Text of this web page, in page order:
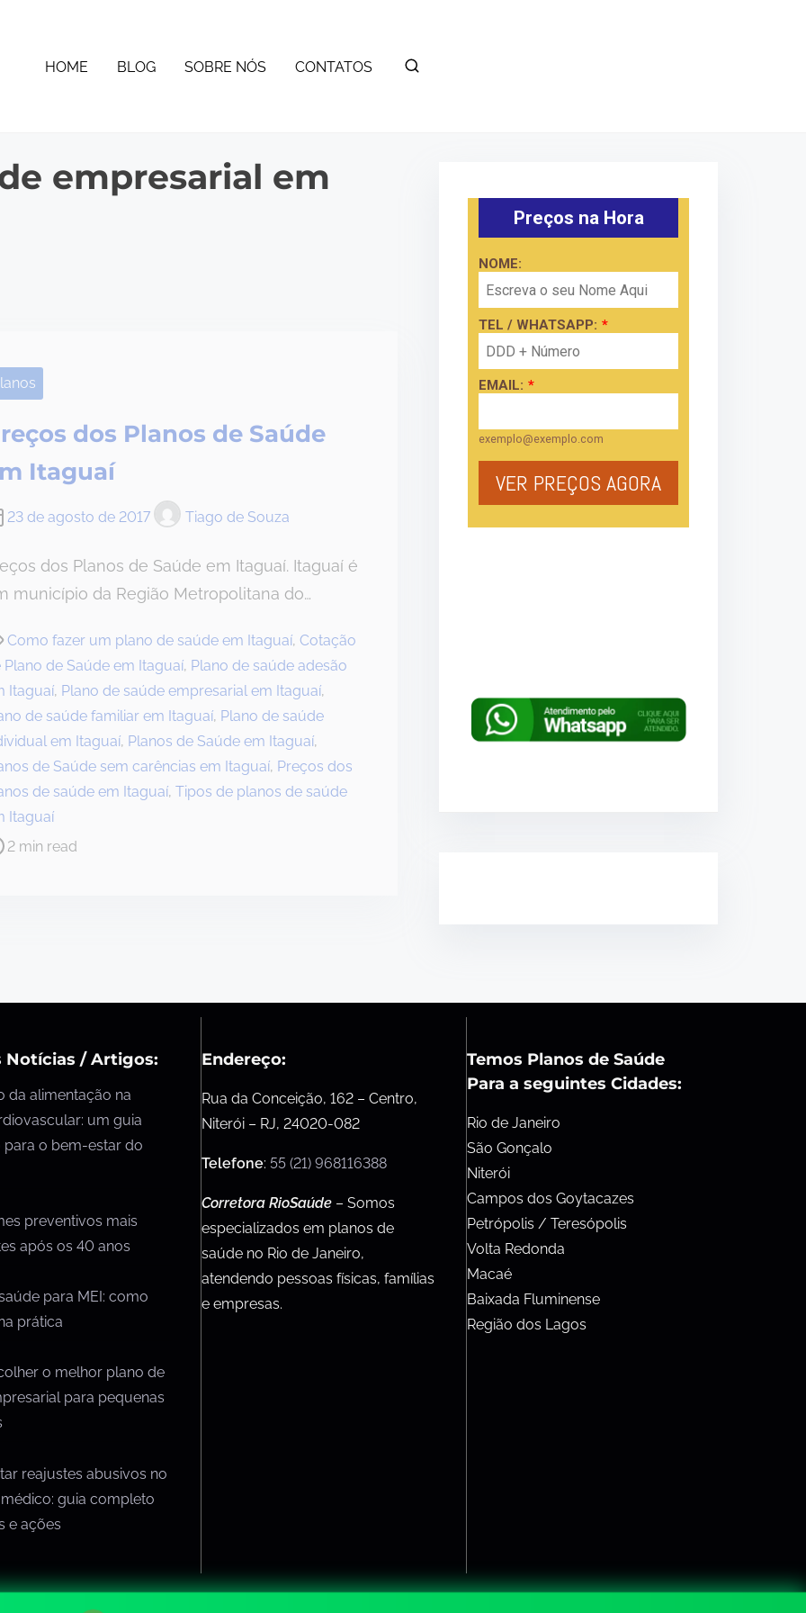
HOME BLOG SOBRE NÓS CONTATOS
empresarial em
dos Planos de Saúde
Itaguaí
23 de agosto de 2017 Tiago de Souza
dos Planos de Saúde em Itaguaí. Itaguaí é
município da Região Metropolitana do…
Como fazer um plano de saúde em Itaguaí, Cotação
Plano de Saúde em Itaguaí, Plano de saúde adesão
Itaguaí, Plano de saúde empresarial em Itaguaí,
de saúde familiar em Itaguaí, Plano de saúde
em Itaguaí, Planos de Saúde em Itaguaí,
de Saúde sem carências em Itaguaí, Preços dos
de saúde em Itaguaí, Tipos de planos de saúde
Itaguaí
2 min read
Notícias / Artigos:
da alimentação na
um guia
o bem-estar do
preventivos mais
após os 40 anos
para MEI: como
prática
o melhor plano de
para pequenas
reajustes abusivos no
guia completo
e ações
Endereço:
Rua da Conceição, 162 – Centro,
Niterói – RJ, 24020-082
Telefone: 55 (21) 968116388
Corretora RioSaúde – Somos
especializados em planos de
saúde no Rio de Janeiro,
atendendo pessoas físicas, famílias
e empresas.
Temos Planos de Saúde
Para a seguintes Cidades:
Rio de Janeiro
São Gonçalo
Niterói
Campos dos Goytacazes
Petrópolis / Teresópolis
Volta Redonda
Macaé
Baixada Fluminense
Região dos Lagos